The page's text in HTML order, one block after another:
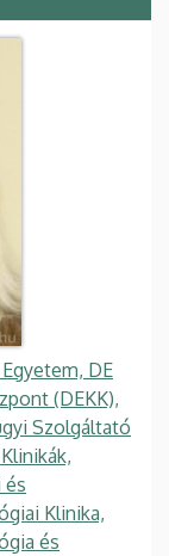
DE
(DEKK),
Szolgáltató
és
Klinika,
és